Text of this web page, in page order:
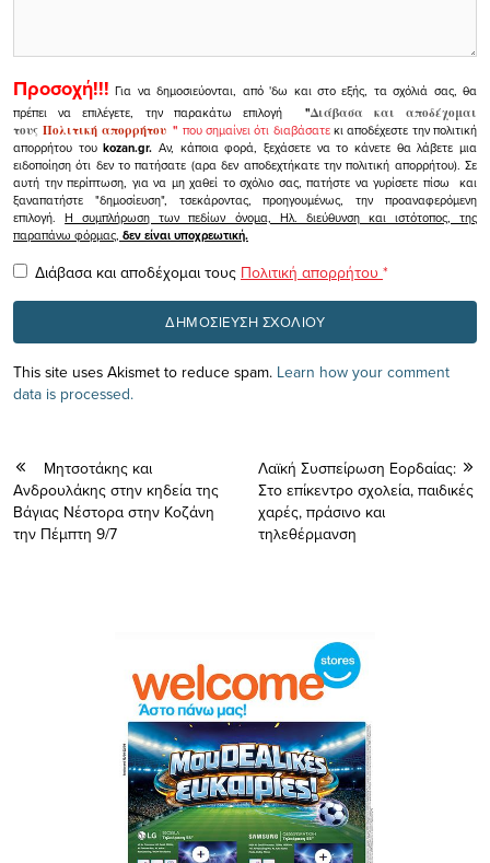
Προσοχή!!! Για να δημοσιεύονται, από 'δω και στο εξής, τα σχόλιά σας, θα
πρέπει να επιλέγετε, την παρακάτω επιλογή
"Διάβασα και αποδέχομαι
τουςΠολιτική απορρήτου" που σημαίνει ότι διαβάσατεκι αποδέχεστε την πολιτική
απορρήτου τουkozan.gr. Αν, κάποια φορά, ξεχάσετε να το κάνετε θα λάβετε μια
ειδοποίηση ότι δεν το πατήσατε (αρα δεν αποδεχτήκατε την πολιτική απορρήτου). Σε
αυτή την περίπτωση, για να μη χαθεί το σχόλιο σας, πατήστε να γυρίσετε πίσω και
ξαναπατήστε "δημοσίευση", τσεκάροντας, προηγουμένως, την προαναφερόμενη
επιλογή.Η συμπλήρωση των πεδίων όνομα, Ηλ. διεύθυνση και ιστότοπος, της
παραπάνω φόρμας, δεν είναι υποχρεωτική.
Διάβασα και αποδέχομαι τους Πολιτική απορρήτου *
This site uses Akismet to reduce spam. Learn how your comment
data is processed.
Μητσοτάκης και
Ανδρουλάκης στην κηδεία της
Βάγιας Νέστορα στην Κοζάνη
την Πέμπτη 9/7
Λαϊκή Συσπείρωση Εορδαίας:
Στο επίκεντρο σχολεία, παιδικές
χαρές, πράσινο και
τηλεθέρμανση